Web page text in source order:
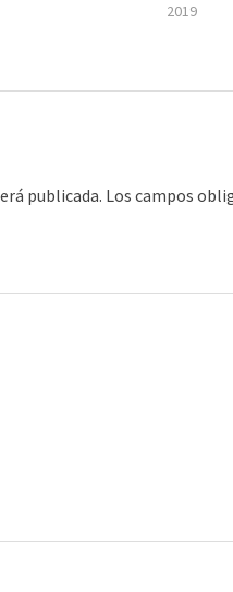
2019
publicada. Los campos